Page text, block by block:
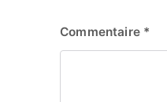
Commentaire *